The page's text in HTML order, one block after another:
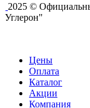
2025 ©
Углерон"
Цены
Оплата
Каталог
Акции
Компания